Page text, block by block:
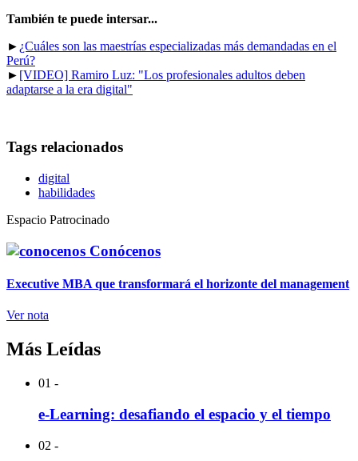
También te puede intersar...
► ¿Cuáles son las maestrías especializadas más demandadas en el
Perú?
► [VIDEO] Ramiro Luz: "Los profesionales adultos deben
adaptarse a la era digital"
Tags relacionados
digital
habilidades
Espacio Patrocinado
Conócenos
Executive MBA que transformará el horizonte del management
Ver nota
Más Leídas
01 -
e-Learning: desafiando el espacio y el tiempo
02 -